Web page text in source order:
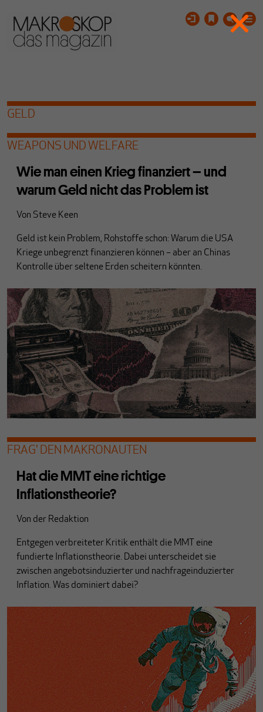
GELD
WEAPONS UND WELFARE
Wie man einen Krieg finanziert – und
warum Geld nicht das Problem ist
Von Steve Keen
Geld ist kein Problem, Rohstoffe schon: Warum die USA
Kriege unbegrenzt finanzieren können – aber an Chinas
Kontrolle über seltene Erden scheitern könnten.
FRAG' DEN MAKRONAUTEN
Hat die MMT eine richtige
Inflationstheorie?
Von der Redaktion
Entgegen verbreiteter Kritik enthält die MMT eine
fundierte Inflationstheorie. Dabei unterscheidet sie
zwischen angebotsinduzierter und nachfrageinduzierter
Inflation. Was dominiert dabei?